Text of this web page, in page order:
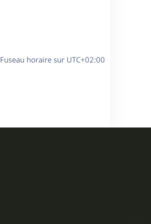
Fuseau horaire sur UTC+02:00